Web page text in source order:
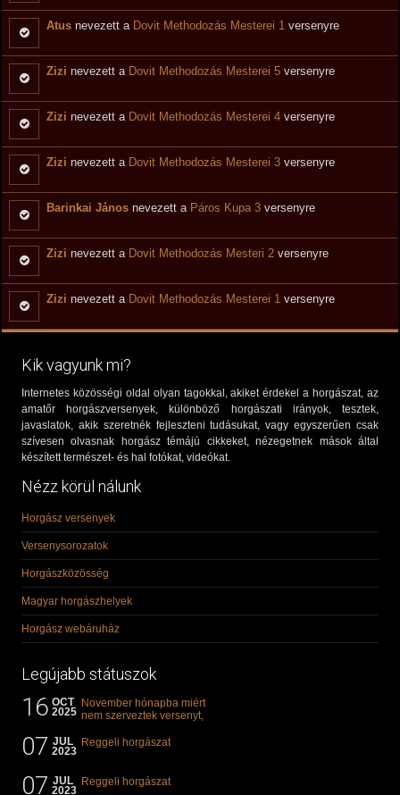
Atus nevezett a Dovit Methodozás Mesterei 1 versenyre
Zizi nevezett a Dovit Methodozás Mesterei 5 versenyre
Zizi nevezett a Dovit Methodozás Mesterei 4 versenyre
Zizi nevezett a Dovit Methodozás Mesterei 3 versenyre
Barinkai János nevezett a Páros Kupa 3 versenyre
Zizi nevezett a Dovit Methodozás Mesteri 2 versenyre
Zizi nevezett a Dovit Methodozás Mesterei 1 versenyre
Kik vagyunk mi?
Internetes közösségi oldal olyan tagokkal, akiket érdekel a horgászat, az
amatőr horgászversenyek, különböző horgászati irányok, tesztek,
javaslatok, akik szeretnék fejleszteni tudásukat, vagy egyszerűen csak
szívesen olvasnak horgász témájú cikkeket, nézegetnek mások által
készített természet- és hal fotókat, videókat.
Nézz körül nálunk
Horgász versenyek
Versenysorozatok
Horgászközösség
Magyar horgászhelyek
Horgász webáruház
Legújabb státuszok
16 OCT
2025
November hónapba miért
nem szerveztek versenyt,
"kárászos"...
07 JUL
2023
Reggeli horgászat
07 JUL
2023
Reggeli horgászat